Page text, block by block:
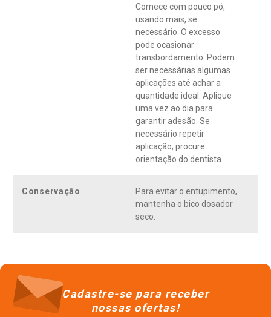
Comece com pouco pó,
usando mais, se
necessário. O excesso
pode ocasionar
transbordamento. Podem
ser necessárias algumas
aplicações até achar a
quantidade ideal. Aplique
uma vez ao dia para
garantir adesão. Se
necessário repetir
aplicação, procure
orientação do dentista.
Conservação
Para evitar o entupimento,
mantenha o bico dosador
seco.
Cadastre-se para receber
nossas ofertas!